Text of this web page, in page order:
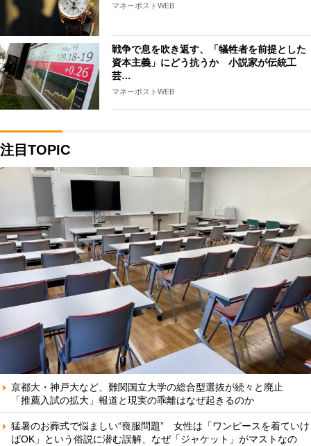
マネーポストWEB
戦争で息を吹き返す、「犠牲者を前提とした
資本主義」にどう抗うか 小説家が伝統工
芸…
マネーポストWEB
注目TOPIC
京都大・神戸大など、難関国立大学の総合型選抜が続々と廃止
「推薦入試の拡大」報道と現実の乖離はなぜ起きるのか
猛暑のお葬式で悩ましい“喪服問題” 女性は「ワンピースを着ていけ
ばOK」という俗説に潜む誤解、なぜ「ジャケット」がマストなの